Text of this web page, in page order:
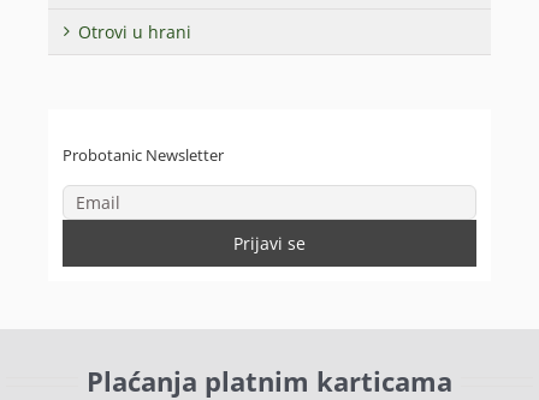
Otrovi u hrani
Probotanic Newsletter
Plaćanja platnim karticama